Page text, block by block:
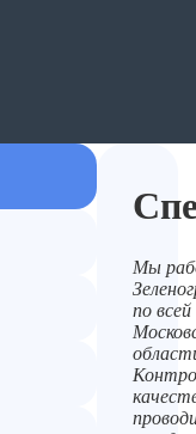
Мы
по всей